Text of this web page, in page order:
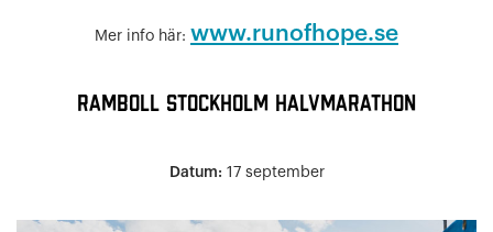
Mer info här: www.runofhope.se
Ramboll Stockholm Halvmarathon
Datum: 17 september